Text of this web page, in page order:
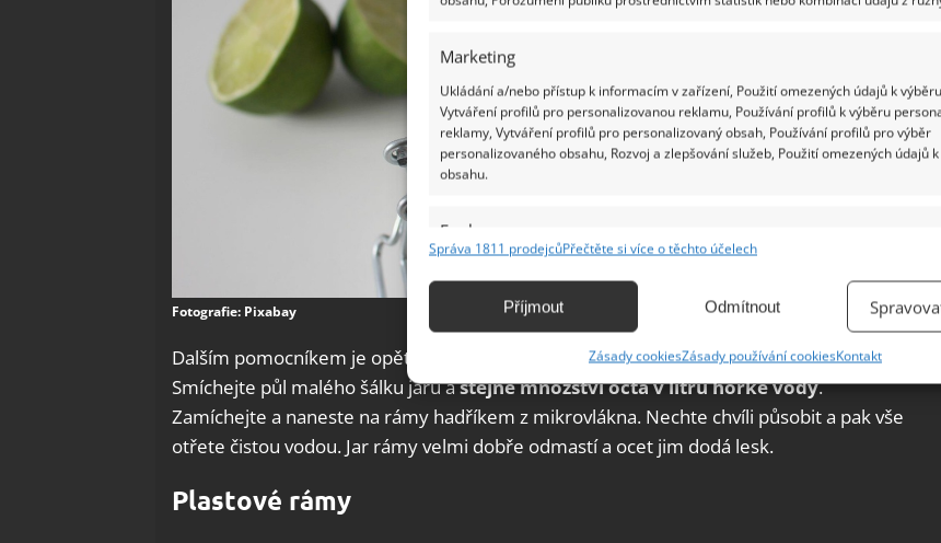
Marketing
Ukládání a/nebo přístup k informacím v zařízení, Použití omezených údajů k
Vytváření profilů pro personalizovanou reklamu, Používání profilů k výběru
reklamy, Vytváření profilů pro personalizovaný obsah, Používání profilů pro výběr
personalizovaného obsahu, Rozvoj a zlepšování služeb, Použití omezených údajů
obsahu.
Funkce
Identifikace zařízení na základě automaticky přenášených informací.
základě aktivně vyžádaných informací.
Zajištění bezpečnosti, předcházení a zjišťování podvodů a
odstraňování chyb, Poskytování a zobrazování reklamy a obsahu,
Správa 1811 prodejcůPřečtěte si více o těchto účelech
Příjmout Odmítnout
Zásady cookiesZásady používání cookiesKontakt
Fotografie: Pixabay
Dalším pomocníkem je opět bílý ocet, tentokrát v kombinaci s prostředkem na nádobí.
Smíchejte půl malého šálku jaru astejné množství octa v litru horké vody.
Zamíchejte a naneste na rámy hadříkem z mikrovlákna. Nechte chvíli působit a pak vše
otřete čistou vodou. Jar rámy velmi dobře odmastí a ocet jim dodá lesk.
Plastové rámy